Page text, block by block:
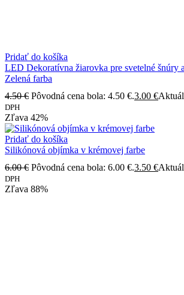
Pridať do košíka
LED Dekoratívna žiarovka pre svetelné šnúry
Zelená farba
4.50€ Pôvodná cena bola: 4.50 €.3.00 €
DPH
Zľava 42%
Pridať do košíka
Silikónová objímka v krémovej farbe
6.00€ Pôvodná cena bola: 6.00 €.3.50 €
DPH
Zľava 88%